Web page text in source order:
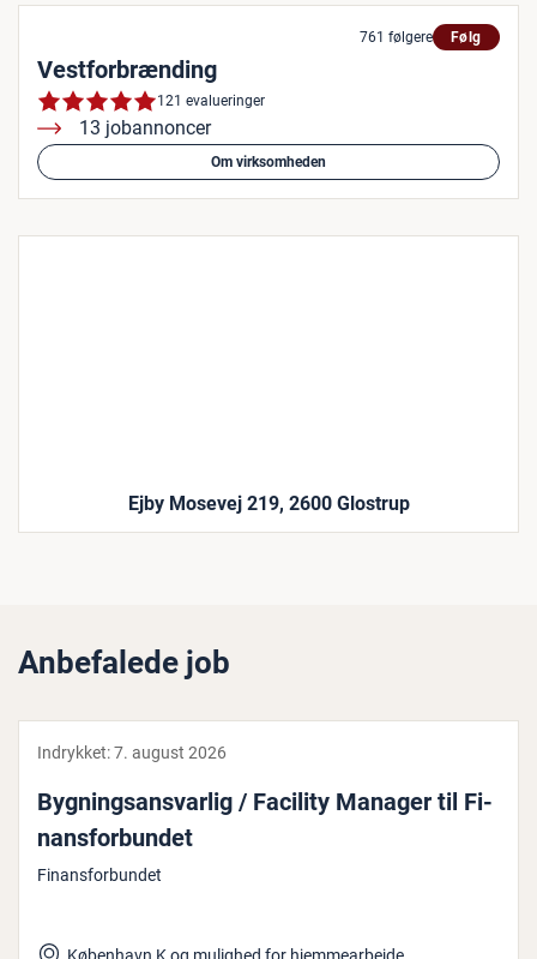
761 følgere Følg
Vestforbrænding
121 evalueringer
13 jobannoncer
Om virksomheden
Ejby Mosevej 219, 2600 Glostrup
Anbefalede job
Indrykket:7. august 2026
Byg­nings­ansvar­lig / Facility Manager til Fi­
nans­for­bun­det
Finansforbundet